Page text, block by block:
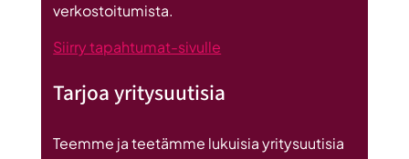
verkostoitumista.
Siirry tapahtumat-sivulle
Tarjoa yritysuutisia
Teemme ja teetämme lukuisia yritysuutisia